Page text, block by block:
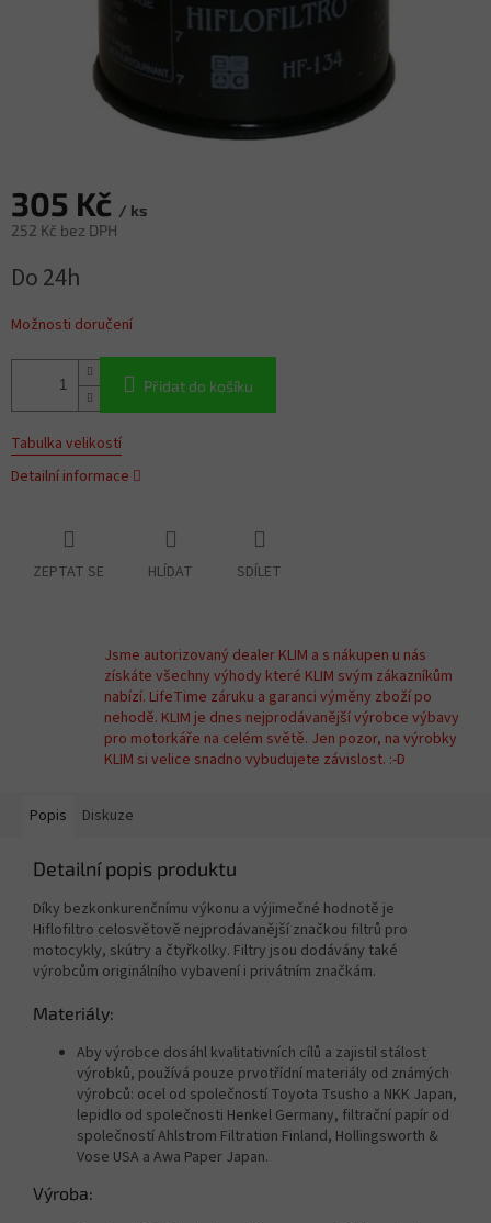
305 Kč / ks
252 Kč bez DPH
cena:
Do 24h
Možnosti doručení
Přidat do košíku
Tabulka velikostí
Detailní informace
ZEPTAT SE HLÍDAT SDÍLET
Jsme autorizovaný dealer KLIM a s nákupen u nás
získáte všechny výhody které KLIM svým zákazníkům
nabízí. LifeTime záruku a garanci výměny zboží po
nehodě. KLIM je dnes nejprodávanější výrobce výbavy
pro motorkáře na celém světě. Jen pozor, na výrobky
KLIM si velice snadno vybudujete závislost. :-D
Popis Diskuze
Detailní popis produktu
Díky bezkonkurenčnímu výkonu a výjimečné hodnotě je
Hiflofiltro celosvětově nejprodávanější značkou filtrů pro
motocykly, skútry a čtyřkolky. Filtry jsou dodávány také
výrobcům originálního vybavení i privátním značkám.
Materiály:
Aby výrobce dosáhl kvalitativních cílů a zajistil stálost
výrobků, používá pouze prvotřídní materiály od známých
výrobců: ocel od společností Toyota Tsusho a NKK Japan,
lepidlo od společnosti Henkel Germany, filtrační papír od
společností Ahlstrom Filtration Finland, Hollingsworth &
Vose USA a Awa Paper Japan.
Výroba: